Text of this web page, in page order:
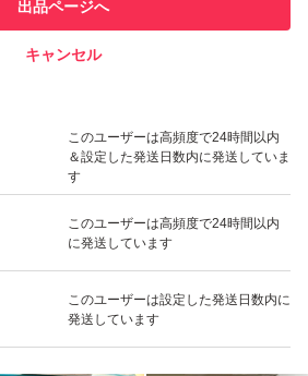
での取引実績があります
このユーザーは高頻度で24時間以内
＆設定した発送日数内に発送していま
す
このユーザーは高頻度で24時間以内
に発送しています
このユーザーは設定した発送日数内に
発送しています
出品ページへ
キャンセル
いいね！
5,998